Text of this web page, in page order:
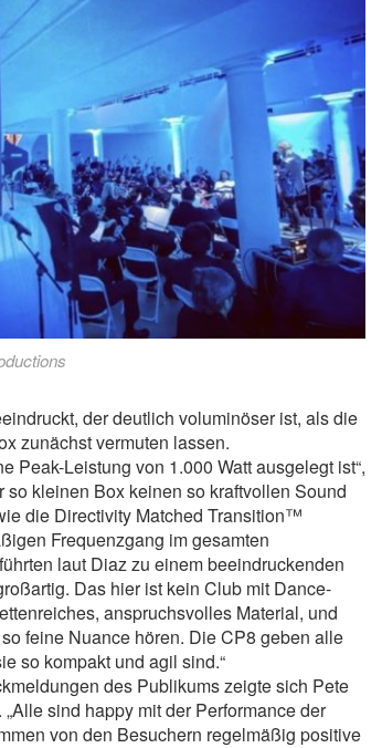
der deutlich voluminöser ist, als die
zunächst vermuten lassen.
Peak-Leistung von 1.000 Watt ausgelegt ist“,
so kleinen Box keinen so kraftvollen Sound
die Directivity Matched Transition™
Frequenzgang im gesamten
laut Diaz zu einem beeindruckenden
Das hier ist kein Club mit Dance-
anspruchsvolles Material, und
feine Nuance hören. Die CP8 geben alle
so kompakt und agil sind.“
des Publikums zeigte sich Pete
sind happy mit der Performance der
von den Besuchern regelmäßig positive